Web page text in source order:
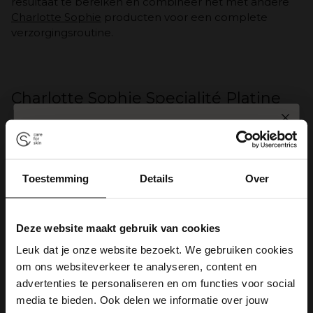
Toestemming Details Over
Deze website maakt gebruik van cookies
Leuk dat je onze website bezoekt. We gebruiken cookies
om ons websiteverkeer te analyseren, content en
advertenties te personaliseren en om functies voor social
media te bieden. Ook delen we informatie over jouw
Charlotte Sophie producten voor een complete
verzorgingsroutine.
Charlotte Sophie Specialité Platine
Dorée
DeCharlotte Sophie Specialité Platine Doréeis een
uitstraalt. Dit exclusieve product bevat een unieke mix
van actieve ingrediënten, waaronder edele metalen
Belangrijkste eigenschappen:
Versteviging en elasticiteit:De formule stimuleert de
collageenproductie, wat zorgt voor een strakkere en
veerkrachtigere huid.
10% korting
5% korting
Gratis verzending
5% korting
Gratis verzending